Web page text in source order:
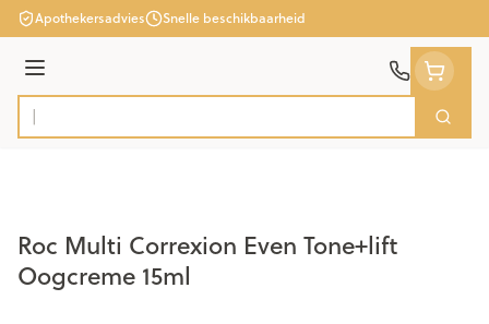
Ga naar de inhoud
Apothekersadvies Snelle beschikbaarheid
Menu
Product, merk, categorie...
Zoek
Roc Multi Correxion Even Tone+lift
Oogcreme 15ml